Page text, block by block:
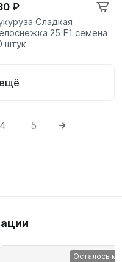
₽
Сладкая
25 F1 семена
штук
4 5
Осталось